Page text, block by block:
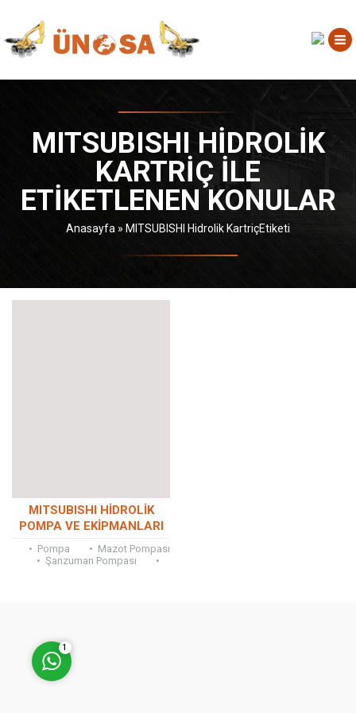
MITSUBISHI HIDROLIK
KARTRIÇ ILE
ETIKETLENEN KONULAR
Anasayfa » MITSUBISHI Hidrolik KartriçEtiketi
MITSUBISHI HİDROLİK
POMPA VE EKİPMANLARI
• Pompa • Mazot Pompası
• Şanzuman Pompası •
1